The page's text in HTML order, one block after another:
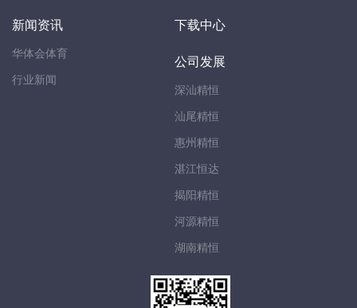
新闻资讯
华体会体育
行业新闻
下载中心
公司发展
深汕精恒
汕尾精恒
惠州精恒
湛江恒达
揭阳精恒
河源精恒
湖南精恒